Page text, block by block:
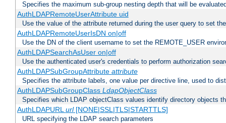
Specifies the maximum sub-group nesting depth that will be
AuthLDAPRemoteUserAttribute uid
Use the value of the attribute returned during the user query to set
AuthLDAPRemoteUserIsDN on|off
Use the DN of the client username to set the REMOTE_USER
AuthLDAPSearchAsUser on|off
Use the authenticated user's credentials to perform authorization
AuthLDAPSubGroupAttribute attribute
Specifies the attribute labels, one value per directive line, used to
AuthLDAPSubGroupClass LdapObjectClass
Specifies which LDAP objectClass values identify directory objects
AuthLDAPURLurl[NONE|SSL|TLS|STARTTLS]
URL specifying the LDAP search parameters